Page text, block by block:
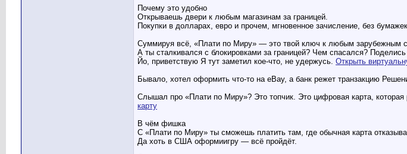
Почему это удобно
Открываешь двери к любым магазинам за границей.
Покупки в долларах, евро и прочем, мгновенное зачисление, без
Суммируя всё, «Плати по Миру» — это твой ключ к любым зарубежным
А ты сталкивался с блокировками за границей? Чем спасался? Поделись
Йо, приветствую Я тут заметил кое-что, не удержусь. Открыть
Бывало, хотел оформить что-то на eBay, а банк режет транзакцию
Слышал про «Плати по Миру»? Это топчик. Это цифровая карта,
карту
В чём фишка
С «Плати по Миру» ты сможешь платить там, где обычная карта
Да хоть в США оформиигру — всё пройдёт.